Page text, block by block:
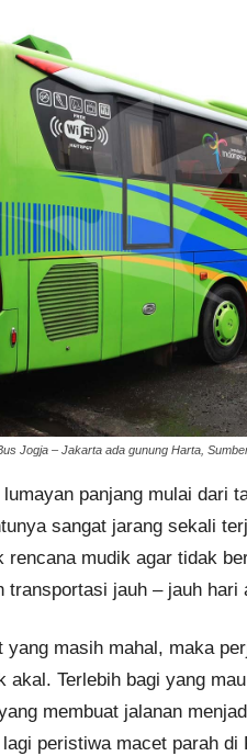
Jogja – Jakarta ada gunung Harta,
panjang mulai dari
sangat jarang sekali
rencana mudik agar tidak
transportasi jauh – jauh hari
masih mahal, maka
akal. Terlebih bagi yang
membuat jalanan
peristiwa macet parah di